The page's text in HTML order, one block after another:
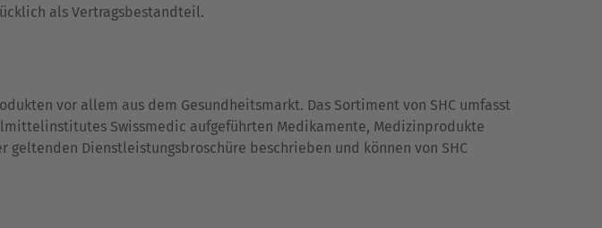
als Vertragsbestandteil.
vor allem aus dem Gesundheitsmarkt. Das Sortiment von SHC umfasst
Swissmedic aufgeführten Medikamente, Medizinprodukte
Dienstleistungsbroschüre beschrieben und können von SHC